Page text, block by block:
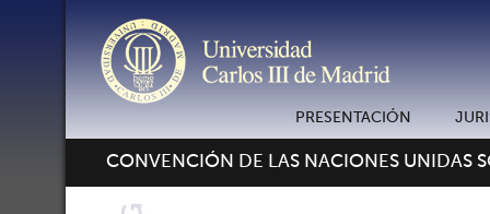
PRESENTACIÓN
CONVENCIÓN DE LAS NACIONES UNIDAS